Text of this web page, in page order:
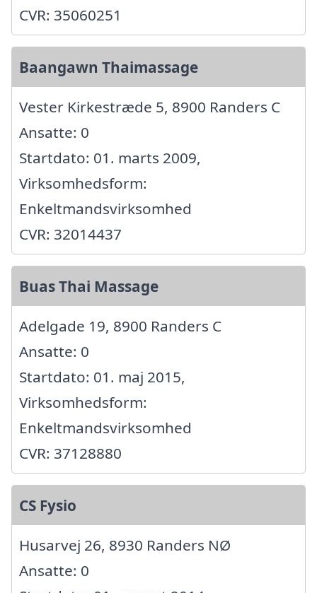
CVR: 35060251
Baangawn Thaimassage
Vester Kirkestræde 5, 8900 Randers C
Ansatte: 0
Startdato: 01. marts 2009,
Virksomhedsform:
Enkeltmandsvirksomhed
CVR: 32014437
Buas Thai Massage
Adelgade 19, 8900 Randers C
Ansatte: 0
Startdato: 01. maj 2015,
Virksomhedsform:
Enkeltmandsvirksomhed
CVR: 37128880
CS Fysio
Husarvej 26, 8930 Randers NØ
Ansatte: 0